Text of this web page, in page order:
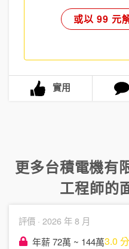
或以 99 元
實用
更多台積電機有
工程師的
評價 · 2026 年 8 月
年薪 72萬 ~ 144萬3.0 分